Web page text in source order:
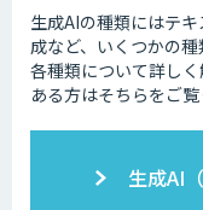
生成AIの種類にはテ
成など、いくつかの種
各種類について詳し
ある方はそちらをご覧
生成AI